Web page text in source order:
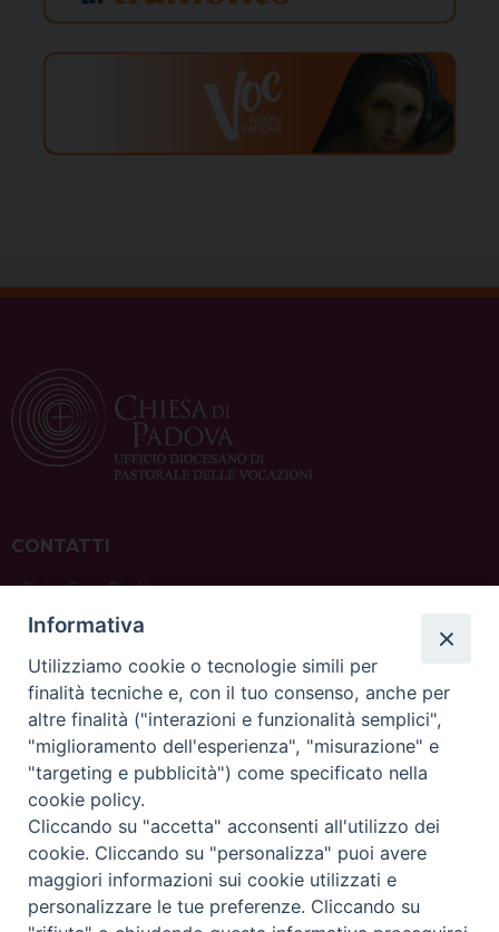
CONTATTI
ufficio: Casa Pio X
via Bonporti, 20 – 35141 Padova
tel: +39 351 619 2354
e mail:ufficiovocazionipadova@gmail.com
sede: Casa Sant'Andrea
via Valmarana, 20 – 35133 Padova
instagram:@casasantandreapadova
e mail:casasantandreapadova@gmail.com
Informativa
Utilizziamo cookie o tecnologie simili per
finalità tecniche e, con il tuo consenso, anche per
altre finalità ("interazioni e funzionalità semplici",
"miglioramento dell'esperienza", "misurazione" e
"targeting e pubblicità") come specificato nella
cookie policy.
Cliccando su "accetta" acconsenti all'utilizzo dei
cookie. Cliccando su "personalizza" puoi avere
maggiori informazioni sui cookie utilizzati e
personalizzare le tue preferenze. Cliccando su